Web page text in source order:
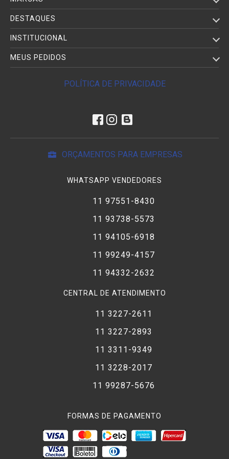
DESTAQUES
INSTITUCIONAL
MEUS PEDIDOS
POLÍTICA DE PRIVACIDADE
ORÇAMENTOS PARA EMPRESAS
WHATSAPP VENDEDORES
11 97551-8430
11 93738-5573
11 94105-6918
11 99249-4157
11 94332-2632
CENTRAL DE ATENDIMENTO
11 3227-2611
11 3227-2893
11 3311-9349
11 3228-2017
11 99287-5676
FORMAS DE PAGAMENTO